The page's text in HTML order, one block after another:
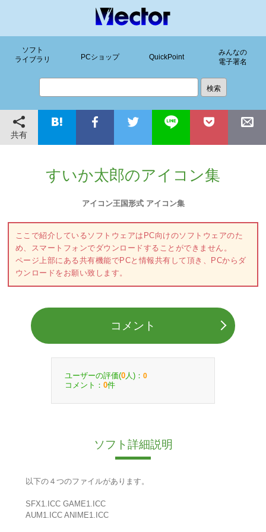
ソフト
ライブラリ
PCショップ QuickPoint
みんなの
電子署名
共有
すいか太郎のアイコン集
アイコン王国形式 アイコン集
ここで紹介しているソフトウェアはPC向けのソフトウェアのた
め、スマートフォンでダウンロードすることができません。
ページ上部にある共有機能でPCと情報共有して頂き、PCからダ
ウンロードをお願い致します。
コメント
ユーザーの評価(0 人)： 0
コメント： 0件
ソフト詳細説明
以下の４つのファイルがあります。
SFX1.ICC GAME1.ICC
AUM1.ICC ANIME1.ICC